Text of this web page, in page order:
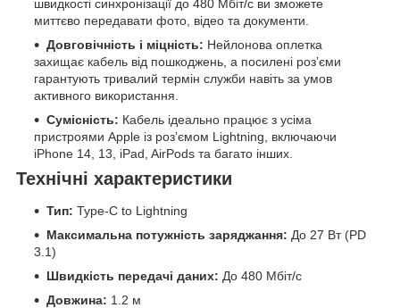
швидкості синхронізації до 480 Мбіт/с ви зможете
миттєво передавати фото, відео та документи.
Довговічність і міцність: Нейлонова оплетка
захищає кабель від пошкоджень, а посилені роз’єми
гарантують тривалий термін служби навіть за умов
активного використання.
Сумісність: Кабель ідеально працює з усіма
пристроями Apple із роз’ємом Lightning, включаючи
iPhone 14, 13, iPad, AirPods та багато інших.
Технічні характеристики
Тип: Type-C to Lightning
Максимальна потужність заряджання: До 27 Вт (PD
3.1)
Швидкість передачі даних: До 480 Мбіт/с
Довжина: 1.2 м